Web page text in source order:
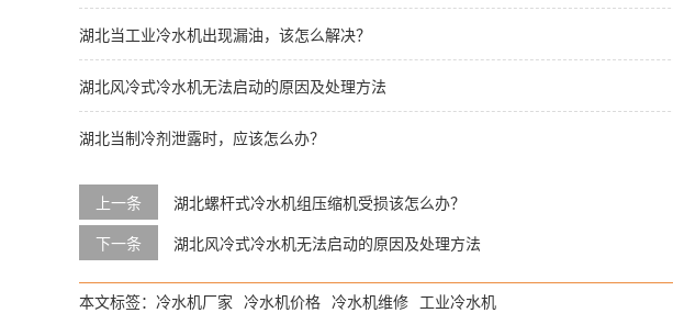
湖北当工业冷水机出现漏油，该怎么解决？
湖北风冷式冷水机无法启动的原因及处理方法
湖北当制冷剂泄露时，应该怎么办？
上一条
湖北螺杆式冷水机组压缩机受损该怎么办？
下一条
湖北风冷式冷水机无法启动的原因及处理方法
本文标签： 冷水机厂家 冷水机价格 冷水机维修 工业冷水机